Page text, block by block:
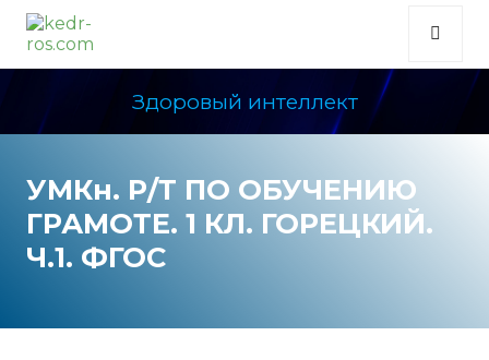
Здоровый интеллект
УМКн. Р/Т ПО ОБУЧЕНИЮ
ГРАМОТЕ. 1 КЛ. ГОРЕЦКИЙ.
Ч.1. ФГОС